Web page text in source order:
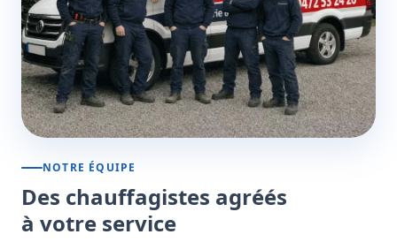
NOTRE ÉQUIPE
Des chauffagistes agréés
à votre service